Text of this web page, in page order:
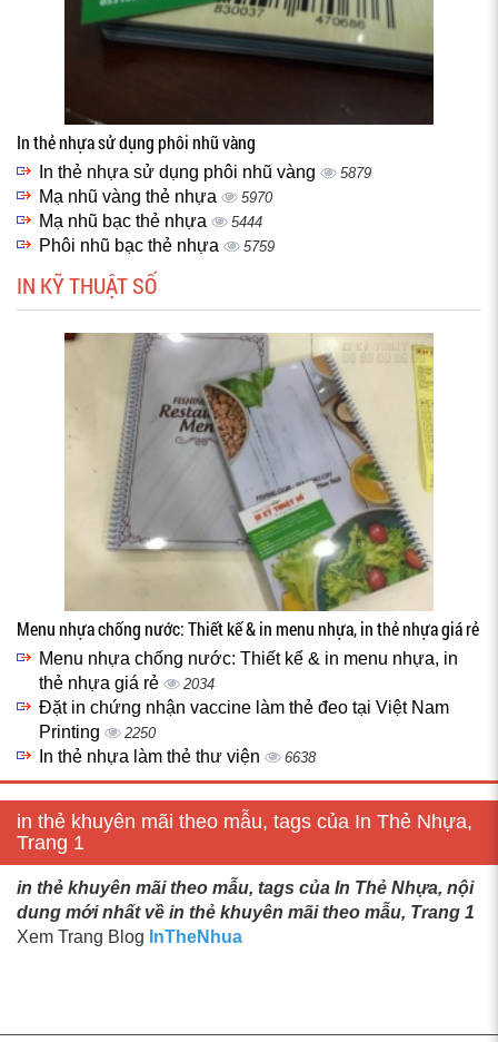
In thẻ nhựa sử dụng phôi nhũ vàng
In thẻ nhựa sử dụng phôi nhũ vàng 5879
Mạ nhũ vàng thẻ nhựa 5970
Mạ nhũ bạc thẻ nhựa 5444
Phôi nhũ bạc thẻ nhựa 5759
IN KỸ THUẬT SỐ
Menu nhựa chống nước: Thiết kế & in menu nhựa, in thẻ nhựa giá rẻ
Menu nhựa chống nước: Thiết kế & in menu nhựa, in
thẻ nhựa giá rẻ
2034
Đặt in chứng nhận vaccine làm thẻ đeo tại Việt Nam
Printing
2250
In thẻ nhựa làm thẻ thư viện 6638
in thẻ khuyên mãi theo mẫu, tags của In Thẻ Nhựa,
Trang 1
in thẻ khuyên mãi theo mẫu, tags của In Thẻ Nhựa, nội
dung mới nhất về in thẻ khuyên mãi theo mẫu, Trang 1
Xem Trang Blog InTheNhua